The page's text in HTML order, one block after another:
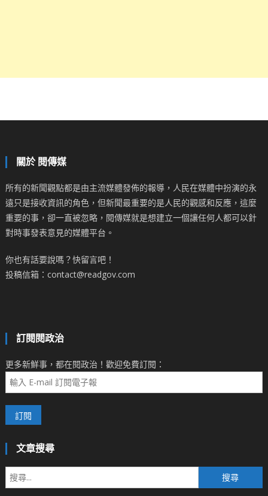
關於 閱傳媒
所有的新聞觀點都是由主流媒體發佈的報導，人民在媒體中扮演的永
遠只是接收資訊的角色，但新聞最重要的是人民的觀感和反應，這麼
重要的事，卻一直被忽略，閱傳媒就是想建立一個讓任何人都可以針
對時事發表意見的媒體平台。
你也有話要說嗎？快留言吧！
投稿信箱：contact@readgov.com
訂閱閱政治
更多新鮮事，都在閱政治！歡迎免費訂閱：
文章搜尋
尋